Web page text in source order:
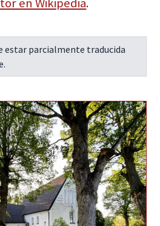
estar parcialmente traducida